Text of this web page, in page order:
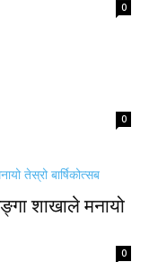
0
0
शाखाले मनायो
0